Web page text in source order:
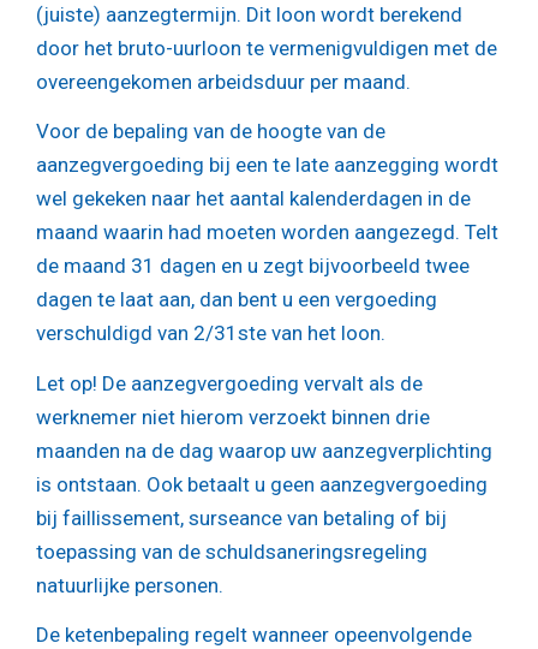
(juiste) aanzegtermijn. Dit loon wordt berekend
door het bruto-uurloon te vermenigvuldigen met de
overeengekomen arbeidsduur per maand.
Voor de bepaling van de hoogte van de
aanzegvergoeding bij een te late aanzegging wordt
wel gekeken naar het aantal kalenderdagen in de
maand waarin had moeten worden aangezegd. Telt
de maand 31 dagen en u zegt bijvoorbeeld twee
dagen te laat aan, dan bent u een vergoeding
verschuldigd van 2/31ste van het loon.
Let op! De aanzegvergoeding vervalt als de
werknemer niet hierom verzoekt binnen drie
maanden na de dag waarop uw aanzegverplichting
is ontstaan. Ook betaalt u geen aanzegvergoeding
bij faillissement, surseance van betaling of bij
toepassing van de schuldsaneringsregeling
natuurlijke personen.
De ketenbepaling regelt wanneer opeenvolgende